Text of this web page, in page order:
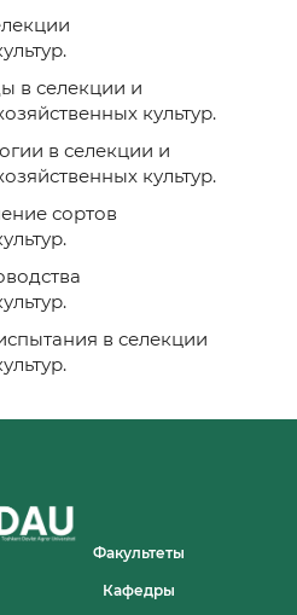
в селекции и
культур.
в селекции и
культур.
сортов
в селекции
Факультеты
Кафедры